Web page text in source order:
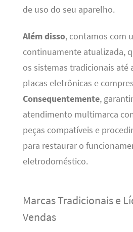
de uso do seu aparelho.
Além disso, contamos com
continuamente atualizada,
os sistemas tradicionais até
placas eletrônicas e
Consequentemente,
atendimento multimarca
peças compatíveis e
para restaurar o
eletrodoméstico.
Marcas Tradicionais e
Vendas